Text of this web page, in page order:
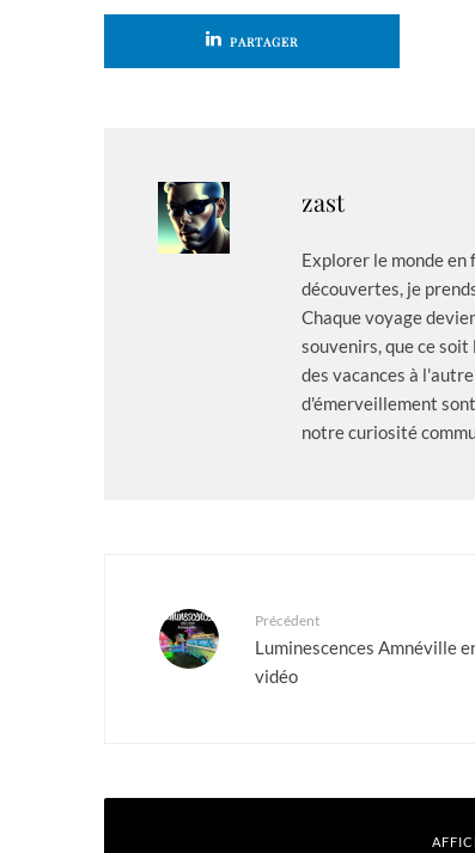
PARTAGER
zast
Explorer le monde
découvertes, je
Chaque voyage
souvenirs, que ce
des vacances à
d'émerveillement
notre curiosité
Précédent
Luminescences Amnéville
vidéo